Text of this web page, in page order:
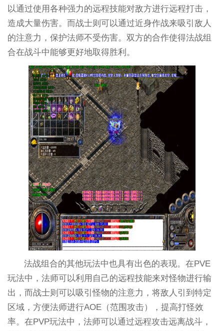
以通过使用各种强力的远程技能对敌方进行远程打击，
造成大量伤害。而战士则可以通过近身作战来吸引敌人
的注意力，保护法师不受伤害。双方的合作使得法战组
合在战斗中能够更好地取得胜利。
法战组合的其他玩法中也具有出色的表现。在PVE
玩法中，法师可以利用自己的远程技能来对怪物进行输
出，而战士则可以吸引怪物的注意力，将敌人引到特定
区域，方便法师进行AOE（范围攻击），提高打怪效
率。在PVP玩法中，法师可以通过远程攻击远离战斗，